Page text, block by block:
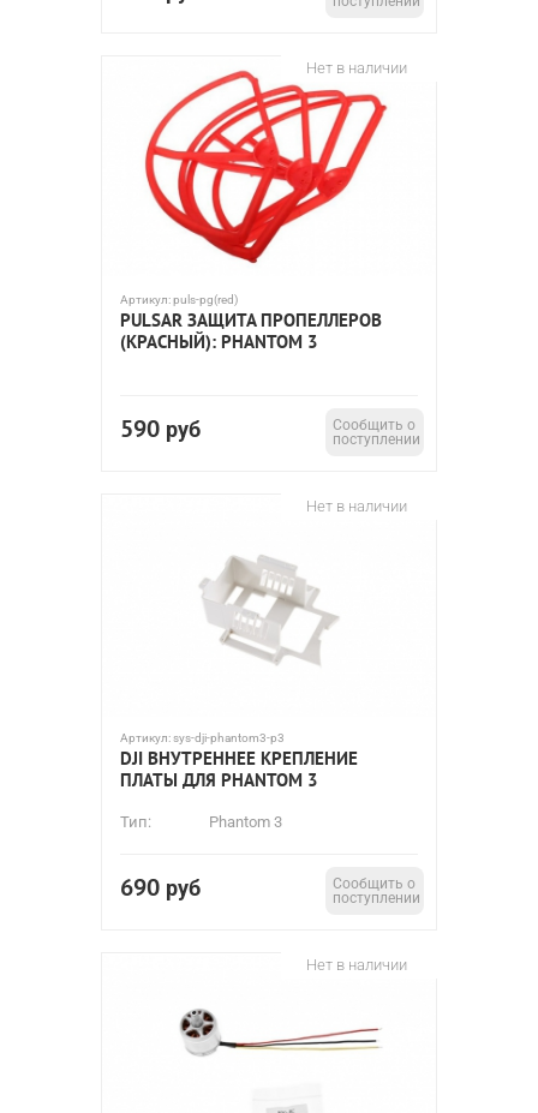
Нет в наличии
Артикул:puls-pg(red)
PULSAR ЗАЩИТА ПРОПЕЛЛЕРОВ
(КРАСНЫЙ): PHANTOM 3
590 руб
Сообщить о
поступлении
Нет в наличии
Артикул:sys-dji-phantom3-p3
DJI ВНУТРЕННЕЕ КРЕПЛЕНИЕ
ПЛАТЫ ДЛЯ PHANTOM 3
Тип: Phantom 3
690 руб
Сообщить о
поступлении
Нет в наличии